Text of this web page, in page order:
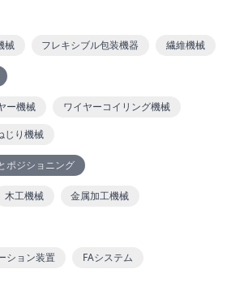
械 フレキシブル包装機器 繊維機械
ー機械
ワイヤーコイリング機械
じり機械
ポジショニング
木工機械 金属加工機械
ション装置 FAシステム